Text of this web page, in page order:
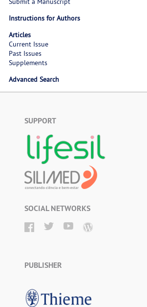
Instructions for Authors
Articles
Current Issue
Past Issues
Supplements
Advanced Search
SUPPORT
SOCIAL NETWORKS
PUBLISHER